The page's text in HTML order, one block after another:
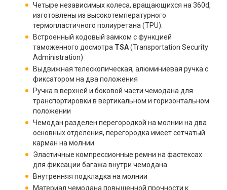
Четыре независимых колеса, вращающихся на 360d,
изготовлены из высокотемпературного
термопластичного полиуретана (TPU).
Встроенный кодовый замком с функцией
таможенного досмотра TSA(Transportation Security
Administration)
Выдвижная телескопическая, алюминиевая ручка с
фиксатором на два положения
Ручка в верхней и боковой части чемодана для
транспортировки в вертикальном и горизонтальном
положении
Чемодан разделен перегородкой на молнии на два
основных отделения, перегородка имеет сетчатый
карман на молнии
Эластичные компрессионные ремни на фастексах
для фиксации багажа внутри чемодана
Внутренняя подкладка на молнии
Материал чемодана повышенной прочности к